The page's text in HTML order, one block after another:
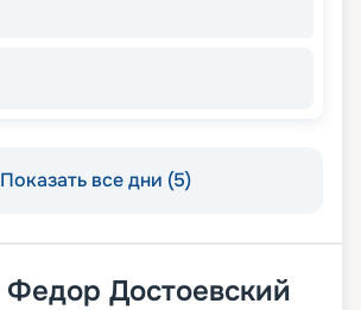
Показать все дни (5)
Федор Достоевский